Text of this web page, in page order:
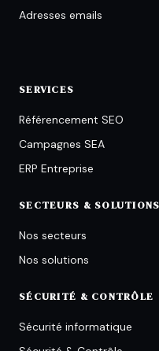
Adresses emails
SERVICES
Référencement SEO
Campagnes SEA
ERP Entreprise
SECTEURS & SOLUTIONS
Nos secteurs
Nos solutions
SÉCURITÉ & CONTRÔLE
Sécurité informatique